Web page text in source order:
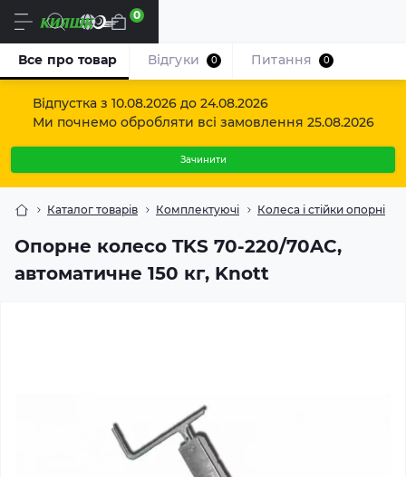
Відпустка з 10.08.2026 до 24.08.2026
Ми почнемо обробляти всі замовлення 25.08.2026
Зачинити
Uk 0
Каталог товарів Комплектуючі Колеса і стійки опорні
Опорне колесо TKS 70-220/70AC,
автоматичне 150 кг, Knott
Все про товар Відгуки 0 Питання 0